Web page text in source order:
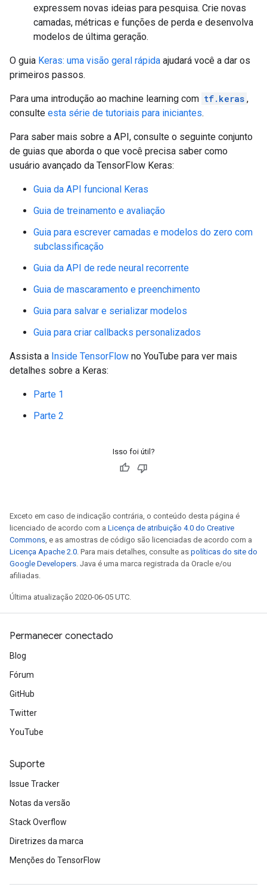
expressem novas ideias para pesquisa. Crie novas
camadas, métricas e funções de perda e desenvolva
modelos de última geração.
O guia Keras: uma visão geral rápida ajudará você a dar os
primeiros passos.
Para uma introdução ao machine learning com tf.keras ,
consulte esta série de tutoriais para iniciantes.
Para saber mais sobre a API, consulte o seguinte conjunto
de guias que aborda o que você precisa saber como
usuário avançado da TensorFlow Keras:
Guia da API funcional Keras
Guia de treinamento e avaliação
Guia para escrever camadas e modelos do zero com
subclassificação
Guia da API de rede neural recorrente
Guia de mascaramento e preenchimento
Guia para salvar e serializar modelos
Guia para criar callbacks personalizados
Assista a Inside TensorFlow no YouTube para ver mais
detalhes sobre a Keras:
Parte 1
Parte 2
Isso foi útil?
Exceto em caso de indicação contrária, o conteúdo desta página é
licenciado de acordo com a Licença de atribuição 4.0 do Creative
Commons, e as amostras de código são licenciadas de acordo com a
Licença Apache 2.0. Para mais detalhes, consulte as políticas do site do
Google Developers. Java é uma marca registrada da Oracle e/ou
afiliadas.
Última atualização 2020-06-05 UTC.
Permanecer conectado
Blog
Fórum
GitHub
Twitter
YouTube
Suporte
Issue Tracker
Notas da versão
Stack Overflow
Diretrizes da marca
Menções do TensorFlow